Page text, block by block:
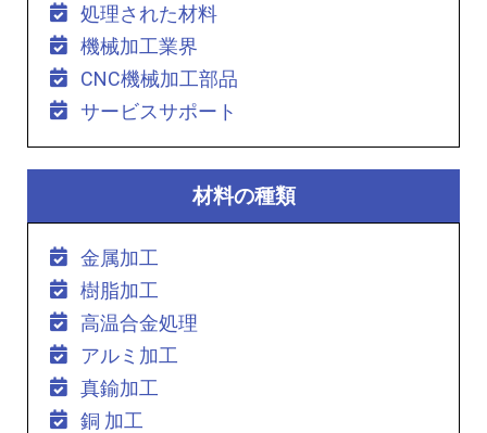
処理された材料
機械加工業界
CNC機械加工部品
サービスサポート
材料の種類
金属加工
樹脂加工
高温合金処理
アルミ加工
真鍮加工
銅 加工